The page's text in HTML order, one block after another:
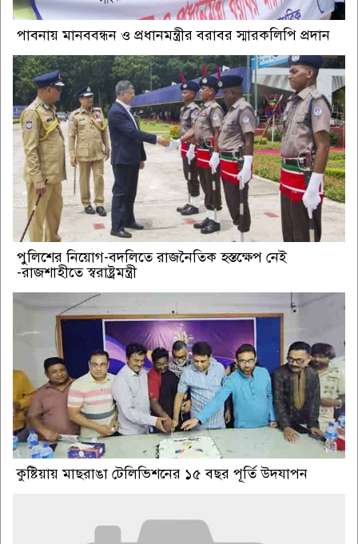
পাবনায় মানববন্ধন ও প্রধানমন্ত্রীর বরাবর স্মারকলিপি প্রদান
পুলিশের নিয়োগ-বদলিতে রাজনৈতিক হস্তক্ষেপ নেই
-রাজশাহীতে স্বরাষ্ট্রমন্ত্রী
কুষ্টিয়ায় মাছরাঙা টেলিভিশনের ১৫ বছর পূর্তি উদযাপন